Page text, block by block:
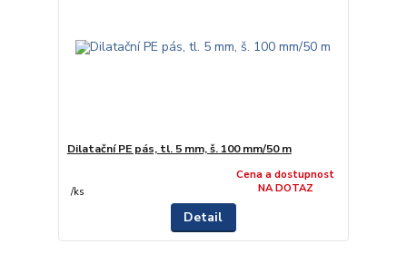
Dilatační PE pás, tl. 5 mm, š. 100 mm/50 m
/ks
Cena a dostupnost
NA DOTAZ
Detail